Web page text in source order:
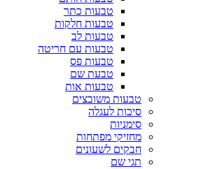
טבעות כתר
טבעות חלקות
טבעות לב
טבעות עם חריטה
טבעות פס
טבעת שם
טבעות אות
טבעות משובצים
סיכות לעגלה
סימניות
מחזיקי מפתחות
חבקים לשעונים
תגי שם